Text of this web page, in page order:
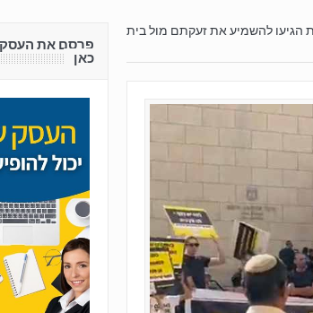
אחדות 3: עשרות משפחות הגיעו להשמיע את זעקתם מול בית
פרסם את
כאן